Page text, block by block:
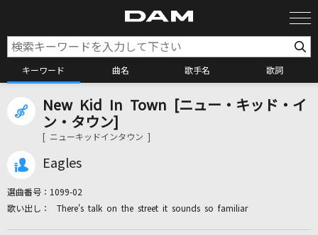
キーワード 曲名 歌手名 歌詞
カラオケ検索
カラオケリクエスト
New Kid In Town [ニュー・キッド・イ
ン・タウン]
[ ニューキッドインタウン ]
Eagles
選曲番号： 1099-02
There's talk on the street it sounds so familiar